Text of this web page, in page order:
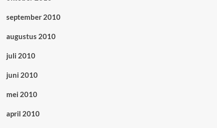
september 2010
augustus 2010
juli 2010
juni 2010
mei 2010
april 2010